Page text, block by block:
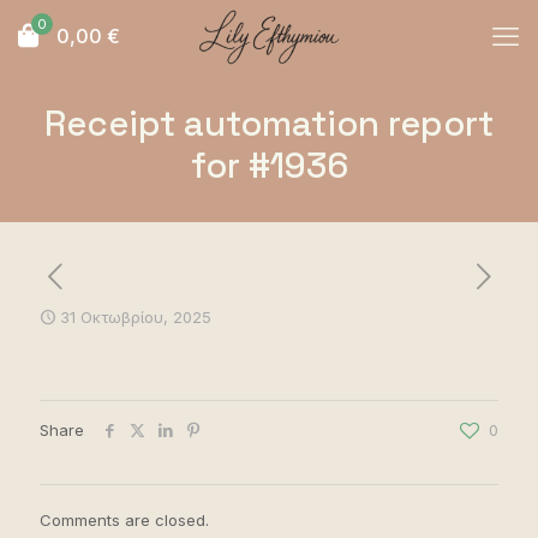
0 0,00 €
Receipt automation report
for #1936
31 Οκτωβρίου, 2025
Share 0
Comments are closed.